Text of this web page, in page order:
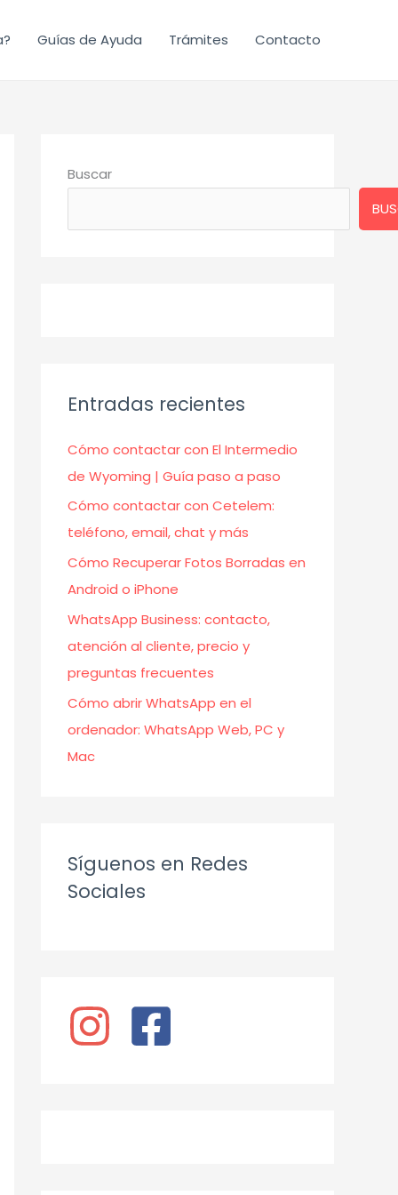
Guías de Ayuda Trámites Contacto
Buscar
Entradas recientes
Cómo contactar con El Intermedio
de Wyoming | Guía paso a paso
Cómo contactar con Cetelem:
teléfono, email, chat y más
Cómo Recuperar Fotos Borradas en
Android o iPhone
WhatsApp Business: contacto,
atención al cliente, precio y
preguntas frecuentes
Cómo abrir WhatsApp en el
ordenador: WhatsApp Web, PC y
Mac
Síguenos en Redes
Sociales